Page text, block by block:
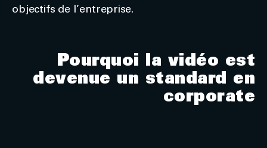
objectifs de l’entreprise.
Pourquoi la vidéo est
devenue un standard en
corporate